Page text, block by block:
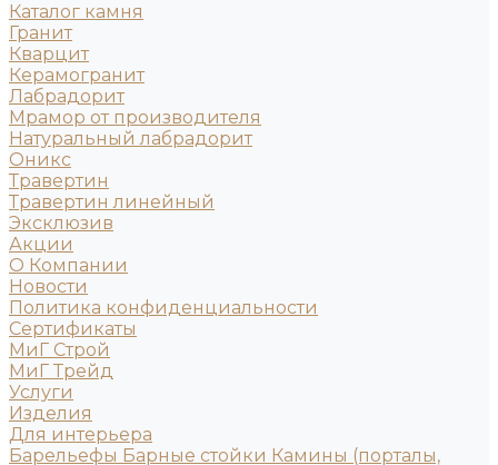
Каталог камня
Гранит
Кварцит
Керамогранит
Лабрадорит
Мрамор от производителя
Натуральный лабрадорит
Оникс
Травертин
Травертин линейный
Эксклюзив
Акции
О Компании
Новости
Политика конфиденциальности
Сертификаты
МиГ Строй
МиГ Трейд
Услуги
Изделия
Для интерьера
Барельефы Барные стойки Камины (порталы,